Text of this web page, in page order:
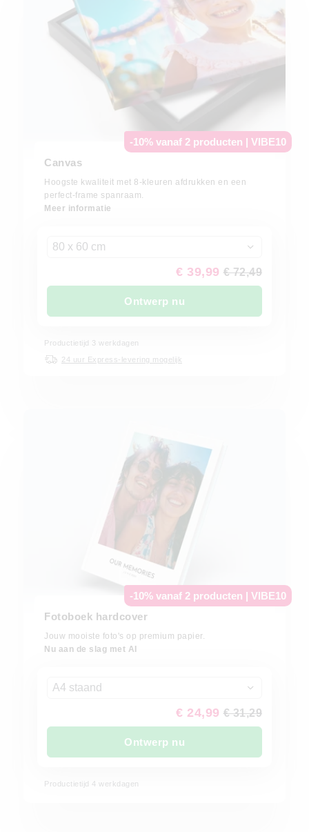
-10% vanaf 2 producten | VIBE10
Canvas
Hoogste kwaliteit met 8-kleuren afdrukken en een
perfect-frame spanraam.
Meer informatie
80 x 60 cm
€ 39,99 € 72,49
Ontwerp nu
Productietijd 3 werkdagen
24 uur Express-levering mogelijk
-10% vanaf 2 producten | VIBE10
Fotoboek hardcover
Jouw mooiste foto's op premium papier.
Nu aan de slag met AI
A4 staand
€ 24,99 € 31,29
Ontwerp nu
Productietijd 4 werkdagen